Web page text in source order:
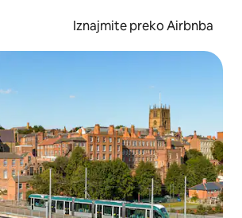
Iznajmite preko Airbnba